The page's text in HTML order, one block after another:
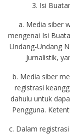
3. Isi
a. Media siber
mengenai Isi
Undang-Undang
Jurnalistik,
b. Media siber
registrasi
dahulu untuk
Pengguna.
c. Dalam